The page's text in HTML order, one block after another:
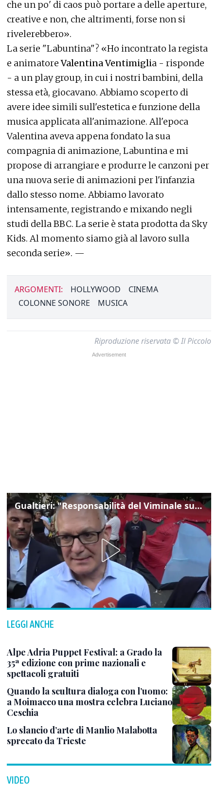
che un po' di caos può portare a delle aperture,
creative e non, che altrimenti, forse non si
rivelerebbero».
La serie "Labuntina"? «Ho incontrato la regista
e animatoreValentina Ventimiglia - risponde
- a un play group, in cui i nostri bambini, della
stessa età, giocavano. Abbiamo scoperto di
avere idee simili sull'estetica e funzione della
musica applicata all'animazione. All'epoca
Valentina aveva appena fondato la sua
compagnia di animazione, Labuntina e mi
propose di arrangiare e produrre le canzoni per
una nuova serie di animazioni per l'infanzia
dallo stesso nome. Abbiamo lavorato
intensamente, registrando e mixando negli
studi della BBC. La serie è stata prodotta da Sky
Kids. Al momento siamo già al lavoro sulla
seconda serie». —
ARGOMENTI: HOLLYWOOD
CINEMA
COLONNE SONORE
MUSICA
Riproduzione riservata © Il Piccolo
Gualtieri: "Responsabilità del Viminale su Spin Time? La posizione dei partiti è nota"
LEGGI ANCHE
Alpe Adria Puppet Festival: a Grado la
35ª edizione con prime nazionali e
spettacoli gratuiti
Quando la scultura dialoga con l’uomo:
a Moimacco una mostra celebra Luciano
Ceschia
Lo slancio d’arte di Manlio Malabotta
sprecato da Trieste
VIDEO